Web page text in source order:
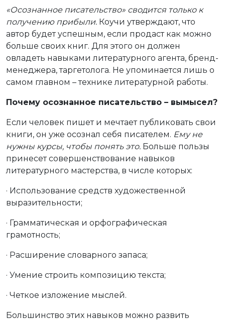
«Осознанное писательство» сводится только к
получению прибыли. Коучи утверждают, что
автор будет успешным, если продаст как можно
больше своих книг. Для этого он должен
овладеть навыками литературного агента, бренд-
менеджера, таргетолога. Не упоминается лишь о
самом главном – технике литературной работы.
Почему осознанное писательство – вымысел?
Если человек пишет и мечтает публиковать свои
книги, он уже осознал себя писателем. Ему не
нужны курсы, чтобы понять это. Больше пользы
принесет совершенствование навыков
литературного мастерства, в числе которых:
· Использование средств художественной
выразительности;
· Грамматическая и орфографическая
грамотность;
· Расширение словарного запаса;
· Умение строить композицию текста;
· Четкое изложение мыслей.
Большинство этих навыков можно развить